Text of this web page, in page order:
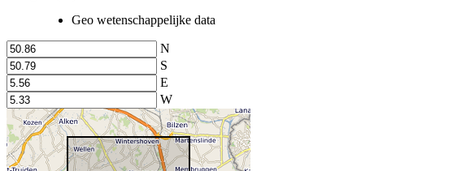
Geo wetenschappelijke data
N
S
E
W